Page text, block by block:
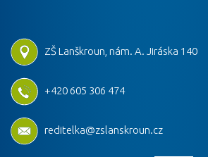
ZŠ Lanškroun, nám. A. Jiráska 140
+420 605 306 474
reditelka@zslanskroun.cz